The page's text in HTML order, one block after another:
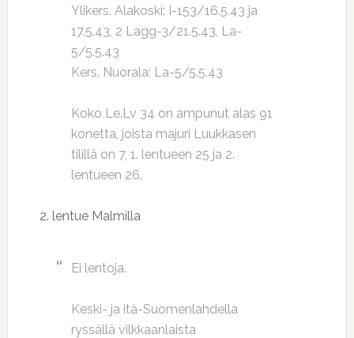
Ylikers. Alakoski: I-153/16.5.43 ja
17.5.43, 2 Lagg-3/21.5.43, La-
5/5.5.43
Kers. Nuorala: La-5/5.5.43
Koko Le.Lv 34 on ampunut alas 91
konetta, joista majuri Luukkasen
tilillä on 7, 1. lentueen 25 ja 2.
lentueen 26.
2. lentue Malmilla
Ei lentoja.
Keski- ja itä-Suomenlahdella
ryssällä vilkkaanlaista